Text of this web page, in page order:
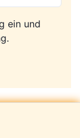
ein und
.